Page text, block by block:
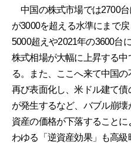
中国の株式市場では2700
が3000を超える水準にまで
5000超えや2021年の3600台
株式相場が大幅に上昇する
る。また、ここへ来て中国
再び表面化し、米ドル建て債
が発生するなど、バブル崩
資産の価格が下落すること
わゆる「逆資産効果」も高